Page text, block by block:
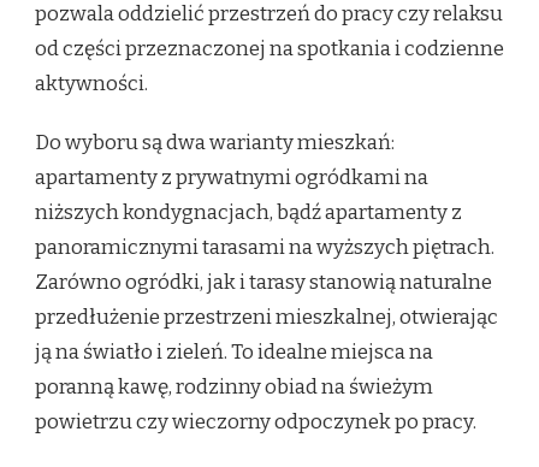
pozwala oddzielić przestrzeń do pracy czy relaksu
od części przeznaczonej na spotkania i codzienne
aktywności.
Do wyboru są dwa warianty mieszkań:
apartamenty z prywatnymi ogródkami na
niższych kondygnacjach, bądź apartamenty z
panoramicznymi tarasami na wyższych piętrach.
Zarówno ogródki, jak i tarasy stanowią naturalne
przedłużenie przestrzeni mieszkalnej, otwierając
ją na światło i zieleń. To idealne miejsca na
poranną kawę, rodzinny obiad na świeżym
powietrzu czy wieczorny odpoczynek po pracy.